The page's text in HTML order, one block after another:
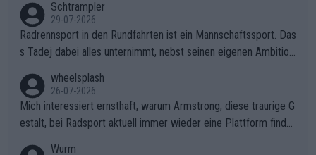
ering die 7 Sekunden zu Niewiadoma nicht geschlossen hat un
d den Abstand hat anwachsen lassen. Ein schwerer taktischer
Fehler, der den Tour Sieg kosten wird.Diese Beobachtung trifft
Zögerlichkeit von Demi Vollering in diesem Moment war das e
ntscheidende Puzzleteil, das Katarzyna Niewiadoma die Tür z
um Gelben Trikot geöffnet hat.Das taktische Dilemma am Mon
t VentouxDie psychologische Falle: Vollering spekulierte in die
ser Phase darauf, dass Marlen Reusser im Gelben Trikot die N
Schtrampler
29-07-2026
Radrennsport in den Rundfahrten ist ein Mannschaftssport. Das
s Tadej dabei alles unternimmt, nebst seinen eigenen Ambition
ganze Team auch mental stark zu machen und konkret am Erf
olg teilzuhaben, ist ihm ganz hoch anzurechnen. Das ist ein Zei
chen weit über den Radsport hinaus.
wheelsplash
26-07-2026
Mich interessiert ernsthaft, warum Armstrong, diese traurige G
estalt, bei Radsport aktuell immer wieder eine Plattform finde
Wurm